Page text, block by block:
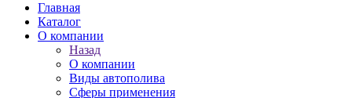
Главная
Каталог
О компании
Назад
О компании
Виды автополива
Сферы применения